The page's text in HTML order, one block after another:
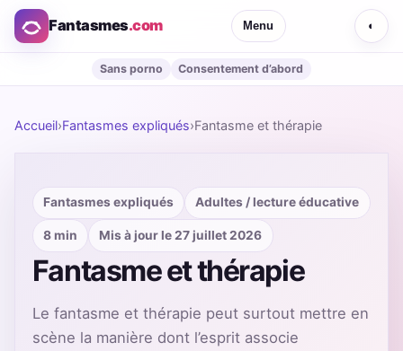
Fantasmes.com Menu ◐
Sans porno Consentement d’abord
Accueil›Fantasmes expliqués›Fantasme et thérapie
Fantasmes expliqués Adultes / lecture éducative
8 min Mis à jour le 27 juillet 2026
Fantasme et thérapie
Le fantasme et thérapie peut surtout mettre en
scène la manière dont l’esprit associe